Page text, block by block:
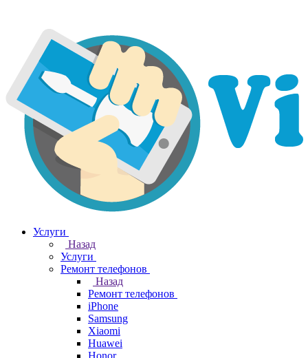
Услуги
Назад
Услуги
Ремонт телефонов
Назад
Ремонт телефонов
iPhone
Samsung
Xiaomi
Huawei
Honor